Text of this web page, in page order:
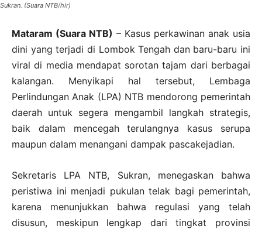
Sukran. (Suara NTB/hir)
Mataram (Suara NTB) – Kasus perkawinan anak usia
dini yang terjadi di Lombok Tengah dan baru-baru ini
viral di media mendapat sorotan tajam dari berbagai
kalangan. Menyikapi hal tersebut, Lembaga
Perlindungan Anak (LPA) NTB mendorong pemerintah
daerah untuk segera mengambil langkah strategis,
baik dalam mencegah terulangnya kasus serupa
maupun dalam menangani dampak pascakejadian.
Sekretaris LPA NTB, Sukran, menegaskan bahwa
peristiwa ini menjadi pukulan telak bagi pemerintah,
karena menunjukkan bahwa regulasi yang telah
disusun, meskipun lengkap dari tingkat provinsi